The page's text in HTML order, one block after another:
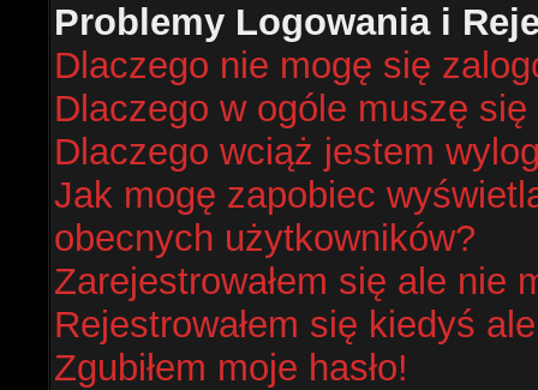
Problemy Logowania i
Dlaczego nie mogę się
Dlaczego w ogóle muszę
Dlaczego wciąż jestem
Jak mogę zapobiec
obecnych użytkowników?
Zarejestrowałem się ale nie
Rejestrowałem się kiedyś
Zgubiłem moje hasło!